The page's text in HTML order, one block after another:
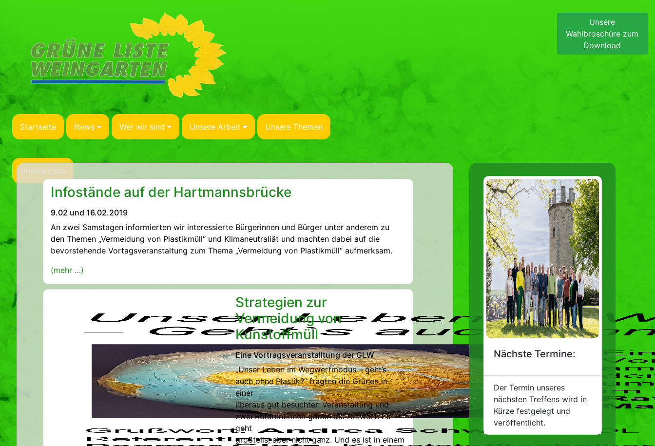
Unsere
Wahlbroschüre zum
Download
Startseite News Wer wir sind Unsere Arbeit Unsere Themen
Unsere Liste
Infostände auf der Hartmannsbrücke
9.02 und 16.02.2019
An zwei Samstagen informierten wir interessierte Bürgerinnen und Bürger unter anderem zu
den Themen „Vermeidung von Plastikmüll“ und Klimaneutraliät und machten dabei auf die
bevorstehende Vortagsveranstaltung zum Thema „Vermeidung von Plastikmüll“ aufmerksam.
(mehr …)
Strategien zur
Vermeidung von
Kunstoffmüll
Eine Vortragsveranstalltung der GLW
„Unser Leben im Wegwerfmodus – geht’s
auch ohne Plastik?“ fragten die Grünen in
einer
überaus gut besuchten Veranstaltung und
zwei Referentinnen gaben die Antwort. Es
geht
großteils, aber nicht ganz. Und es ist in einem
Nächste Termine:
Der Termin unseres
nächsten Treffens wird in
Kürze festgelegt und
veröffentlicht.